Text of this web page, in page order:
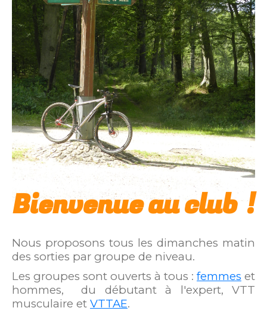
Bienvenue au club !
Nous proposons tous les dimanches matin
des sorties par groupe de niveau.
Les groupes sont ouverts à tous : femmes et
hommes, du débutant à l'expert, VTT
musculaire et VTTAE.